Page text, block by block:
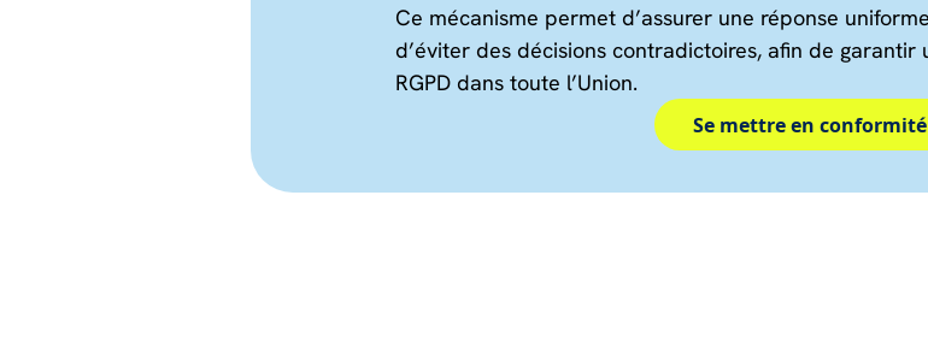
Ce mécanisme permet d’assurer une réponse
d’éviter des décisions contradictoires, afin de
RGPD dans toute l’Union.
Se mettre en conformité